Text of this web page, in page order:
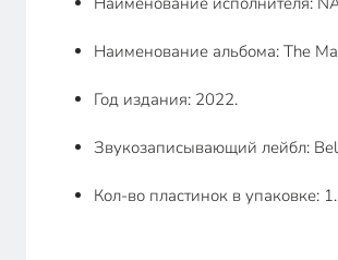
Наименование альбома: The
Год издания: 2022.
Звукозаписывающий лейбл:
Кол-во пластинок в упаковке: 1.